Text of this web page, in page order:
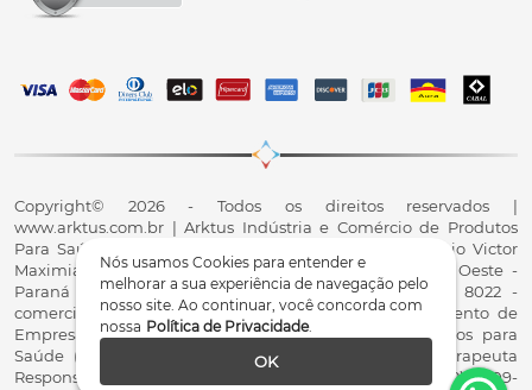
Nós usamos Cookies para entender e
melhorar a sua experiência de navegação pelo
nosso site. Ao continuar, você concorda com
nossa Política de Privacidade.
OK
Copyright© 2026 - Todos os direitos reservados |
www.arktus.com.br | Arktus Indústria e Comércio de Produtos
Para Saúde Ltda | CNPJ: 01.417.367/0001-78 | R. Antônio Victor
Maximiano, 107, Parque Industrial II, Santa Tereza do Oeste -
Paraná - CEP 85825-900 - Fale conosco: 0800 200 8022 -
comercial@arktus.com.br | Autorização de Funcionamento de
Empresa - AFE/ANVISA - Para Fabricação de Produtos para
Saúde (Correlatos): 8.02.844-5 (UX418X102741) - Fisioterapeuta
Responsável Técnico Dr. Alex Fernando Zani - Crefito8(PR): 8409-